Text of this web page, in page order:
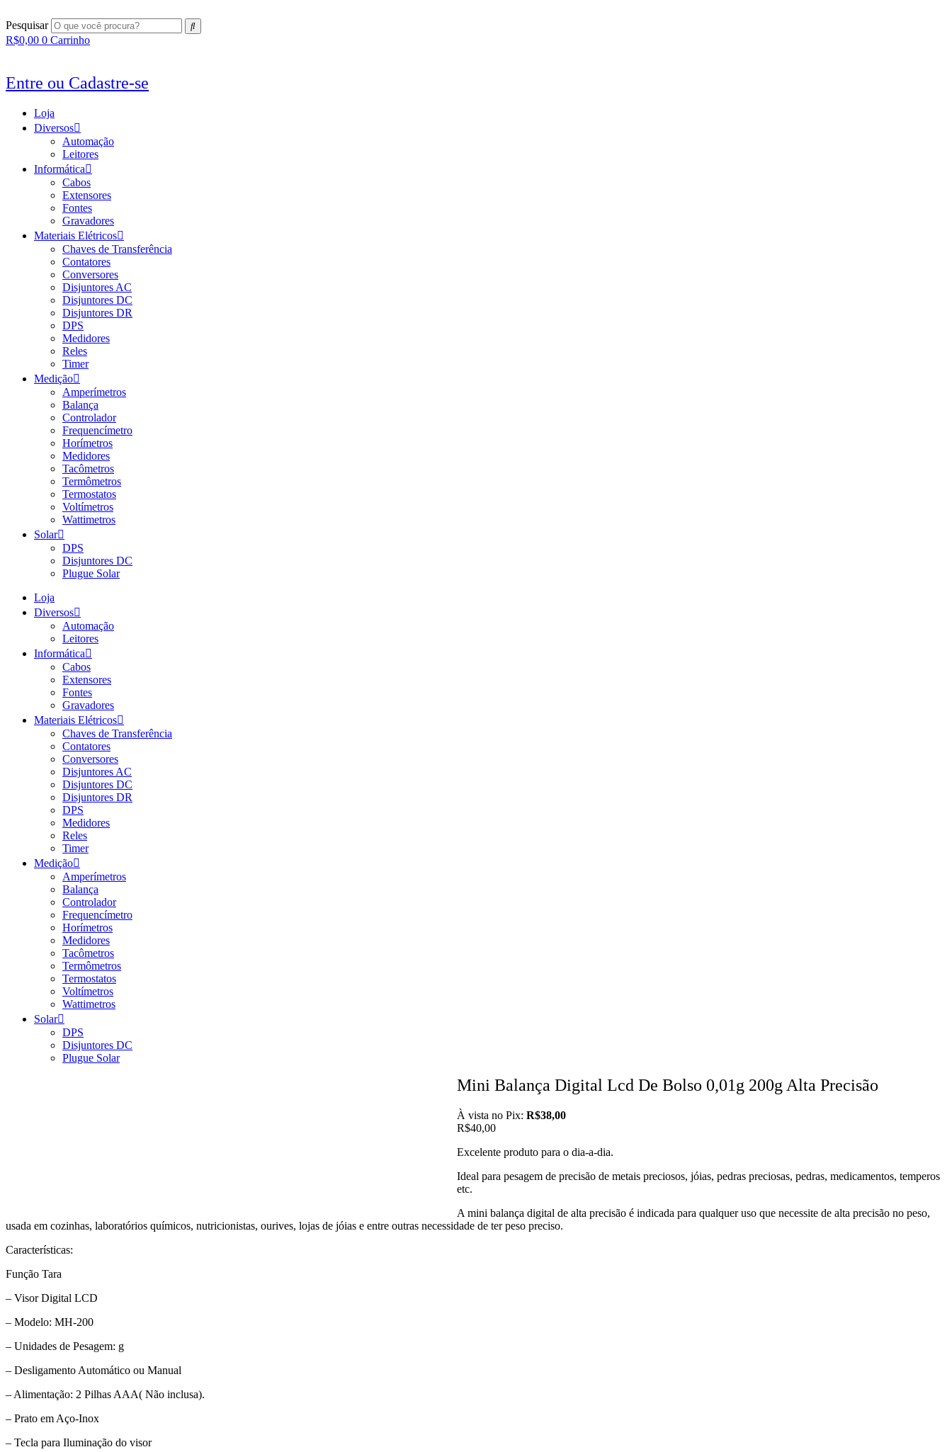
para
o
conteúdo
Pesquisar
R$0,00 0 Carrinho
Entre ou Cadastre-se
Loja
Diversos
Automação
Leitores
Informática
Cabos
Extensores
Fontes
Gravadores
Materiais Elétricos
Chaves de Transferência
Contatores
Conversores
Disjuntores AC
Disjuntores DC
Disjuntores DR
DPS
Medidores
Reles
Timer
Medição
Amperímetros
Balança
Controlador
Frequencímetro
Horímetros
Medidores
Tacômetros
Termômetros
Termostatos
Voltímetros
Wattimetros
Solar
DPS
Disjuntores DC
Plugue Solar
Loja
Diversos
Automação
Leitores
Informática
Cabos
Extensores
Fontes
Gravadores
Materiais Elétricos
Chaves de Transferência
Contatores
Conversores
Disjuntores AC
Disjuntores DC
Disjuntores DR
DPS
Medidores
Reles
Timer
Medição
Amperímetros
Balança
Controlador
Frequencímetro
Horímetros
Medidores
Tacômetros
Termômetros
Termostatos
Voltímetros
Wattimetros
Solar
DPS
Disjuntores DC
Plugue Solar
Mini Balança Digital Lcd De Bolso 0,01g 200g Alta Precisão
À vista no Pix:R$38,00
R$40,00
Excelente produto para o dia-a-dia.
Ideal para pesagem de precisão de metais preciosos, jóias, pedras preciosas, pedras, medicamentos, temperos
etc.
A mini balança digital de alta precisão é indicada para qualquer uso que necessite de alta precisão no peso,
usada em cozinhas, laboratórios químicos, nutricionistas, ourives, lojas de jóias e entre outras necessidade de ter peso preciso.
Características:
Função Tara
– Visor Digital LCD
– Modelo: MH-200
– Unidades de Pesagem: g
– Desligamento Automático ou Manual
– Alimentação: 2 Pilhas AAA( Não inclusa).
– Prato em Aço-Inox
– Tecla para Iluminação do visor